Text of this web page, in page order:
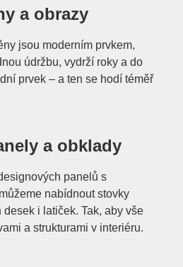
a obrazy
jsou moderním prvkem,
údržbu, vydrží roky a do
prvek – a ten se hodí téměř
a obklady
panelů s
nabídnout stovky
i latiček. Tak, aby vše
a strukturami v interiéru.